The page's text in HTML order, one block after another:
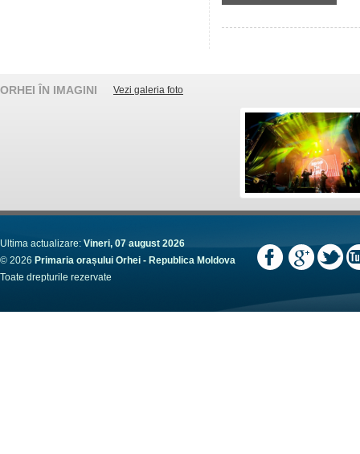
ORHEI ÎN IMAGINI Vezi galeria foto
Ultima actualizare: Vineri, 07 august 2026
© 2026 Primaria orașului Orhei - Republica Moldova
Toate drepturile rezervate